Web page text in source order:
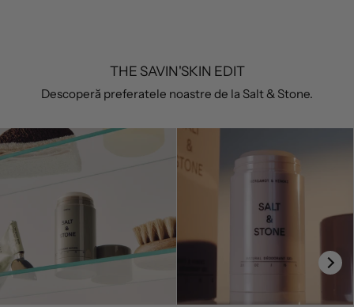
THE SAVIN'SKIN EDIT
Descoperă preferatele noastre de la Salt & Stone.